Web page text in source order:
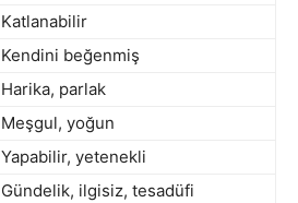
Katlanabilir
Kendini beğenmiş
Harika, parlak
Meşgul, yoğun
Yapabilir, yetenekli
Gündelik, ilgisiz, tesadüfi